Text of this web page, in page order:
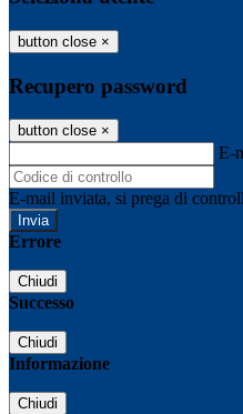
button close ×
Recupero password
button close ×
E-
E-mail inviata, si prega di
Errore
Chiudi
Successo
Chiudi
Informazione
Chiudi